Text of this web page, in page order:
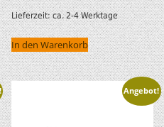
Lieferzeit:ca. 2-4 Werktage
In den Warenkorb
Angebot!